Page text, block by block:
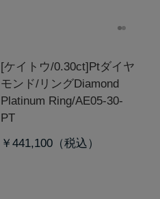
[ケイトウ/0.30ct]Ptダイヤ
モンド/リングDiamond
Platinum Ring/AE05-30-
PT
￥441,100